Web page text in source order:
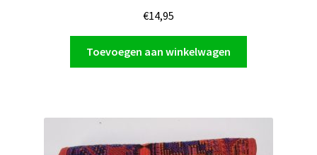
€14,95
Toevoegen aan winkelwagen